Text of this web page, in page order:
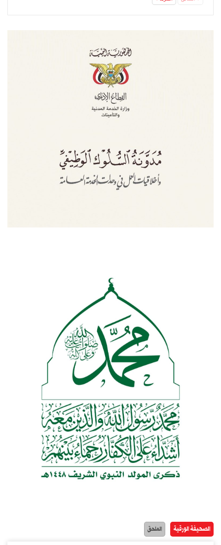
الصحيفة الورقية الملحق